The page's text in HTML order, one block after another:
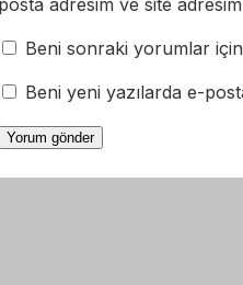
adresim ve site
Beni sonraki yorumlar
Beni yeni yazılarda e-